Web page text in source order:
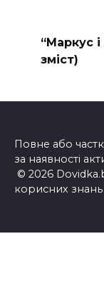
“Маркус
зміст)
Повне або
за наявності
© 2026
корисних знань